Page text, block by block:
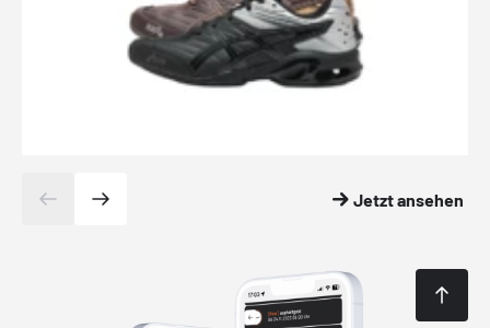
Jetzt ansehen